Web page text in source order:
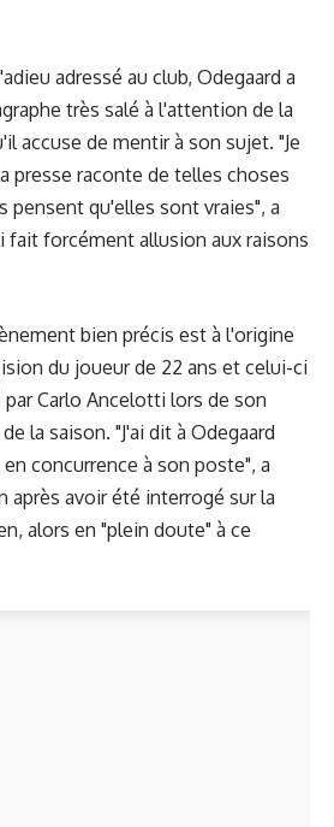
adressé au club, Odegaard a
très salé à l'attention de la
accuse de mentir à son sujet. "Je
presse raconte de telles choses
pensent qu'elles sont vraies", a
fait forcément allusion aux raisons
bien précis est à l'origine
du joueur de 22 ans et celui-ci
Carlo Ancelotti lors de son
la saison. "J'ai dit à Odegaard
concurrence à son poste", a
après avoir été interrogé sur la
alors en "plein doute" à ce